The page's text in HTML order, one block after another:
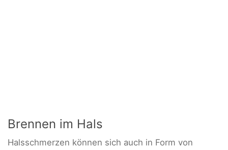
Brennen im Hals
Halsschmerzen können sich auch in Form von